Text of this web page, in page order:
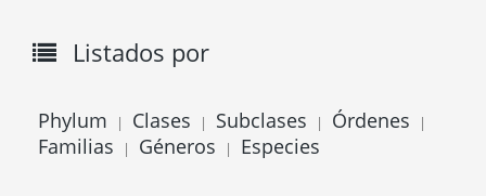
Listados por
Phylum | Clases | Subclases | Órdenes |
Familias | Géneros | Especies